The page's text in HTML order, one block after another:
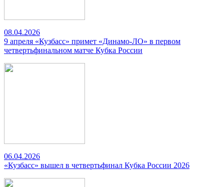
08.04.2026
9 апреля «Кузбасс» примет «Динамо-ЛО» в первом
четвертьфинальном матче Кубка России
06.04.2026
«Кузбасс» вышел в четвертьфинал Кубка России 2026